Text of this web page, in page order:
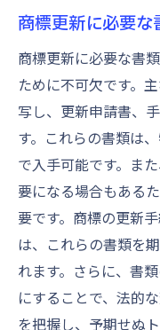
商標更新に必要
商標更新に必要な書
ために不可欠です。
写し、更新申請書、
す。これらの書類は
で入手可能です。ま
要になる場合もある
要です。商標の更新
は、これらの書類を
れます。さらに、書
にすることで、法的
を把握し、予期せぬ